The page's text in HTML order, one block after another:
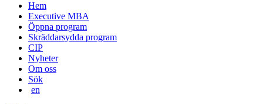
vidare
innehåll
Hem
Executive MBA
Öppna program
Skräddarsydda program
CIP
Nyheter
Om oss
Sök
en